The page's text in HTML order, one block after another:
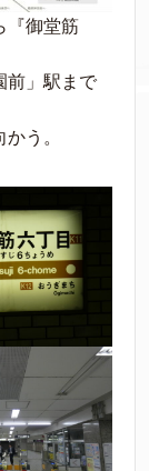
『御堂筋
前」駅まで
う。